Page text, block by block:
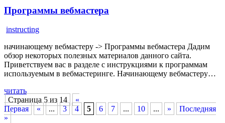
Программы вебмастера
instructing
начинающему вебмастеру -> Программы вебмастера Дадим
обзор некоторых полезных материалов данного сайта.
Приветствуем вас в разделе с инструкциями к программам
используемым в вебмастеринге. Начинающему вебмастеру…
читать
Страница 5 из 14
«
Первая
« ... 3 4 5 6 7 ... 10 ... »
Последняя
»